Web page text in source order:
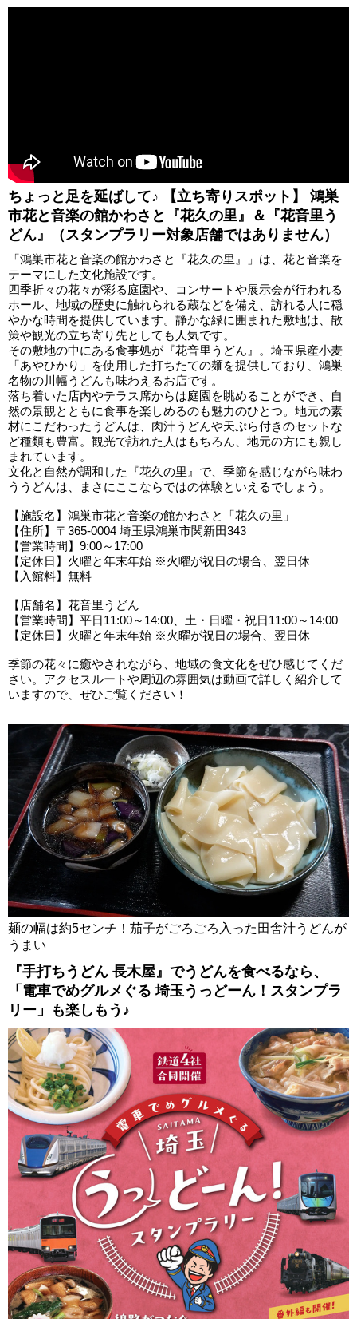
ちょっと足を延ばして♪ 【立ち寄りスポット】 鴻巣
市花と音楽の館かわさと『花久の里』＆『花音里う
どん』（スタンプラリー対象店舗ではありません）
「鴻巣市花と音楽の館かわさと『花久の里』」は、花と音楽を
テーマにした文化施設です。
四季折々の花々が彩る庭園や、コンサートや展示会が行われる
ホール、地域の歴史に触れられる蔵などを備え、訪れる人に穏
やかな時間を提供しています。静かな緑に囲まれた敷地は、散
策や観光の立ち寄り先としても人気です。
その敷地の中にある食事処が『花音里うどん』。埼玉県産小麦
「あやひかり」を使用した打ちたての麺を提供しており、鴻巣
名物の川幅うどんも味わえるお店です。
落ち着いた店内やテラス席からは庭園を眺めることができ、自
然の景観とともに食事を楽しめるのも魅力のひとつ。地元の素
材にこだわったうどんは、肉汁うどんや天ぷら付きのセットな
ど種類も豊富。観光で訪れた人はもちろん、地元の方にも親し
まれています。
文化と自然が調和した『花久の里』で、季節を感じながら味わ
ううどんは、まさにここならではの体験といえるでしょう。
【施設名】鴻巣市花と音楽の館かわさと「花久の里」
【住所】〒365-0004 埼玉県鴻巣市関新田343
【営業時間】9:00～17:00
【定休日】火曜と年末年始 ※火曜が祝日の場合、翌日休
【入館料】無料
【店舗名】花音里うどん
【営業時間】平日11:00～14:00、土・日曜・祝日11:00～14:00
【定休日】火曜と年末年始 ※火曜が祝日の場合、翌日休
季節の花々に癒やされながら、地域の食文化をぜひ感じてくだ
さい。アクセスルートや周辺の雰囲気は動画で詳しく紹介して
いますので、ぜひご覧ください！
麺の幅は約5センチ！茄子がごろごろ入った田舎汁うどんが
うまい
『手打ちうどん 長木屋』でうどんを食べるなら、
「電車でめグルメぐる 埼玉うっどーん！スタンプラ
リー」も楽しもう♪